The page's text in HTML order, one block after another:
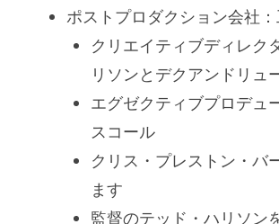
ポストプロダクション会社
クリエイティブディレク
リソンとデクアンドリュ
エグゼクティブプロデュ
スコール
クリス・プレストン・バ
ます
監督のテッド・ハリソン